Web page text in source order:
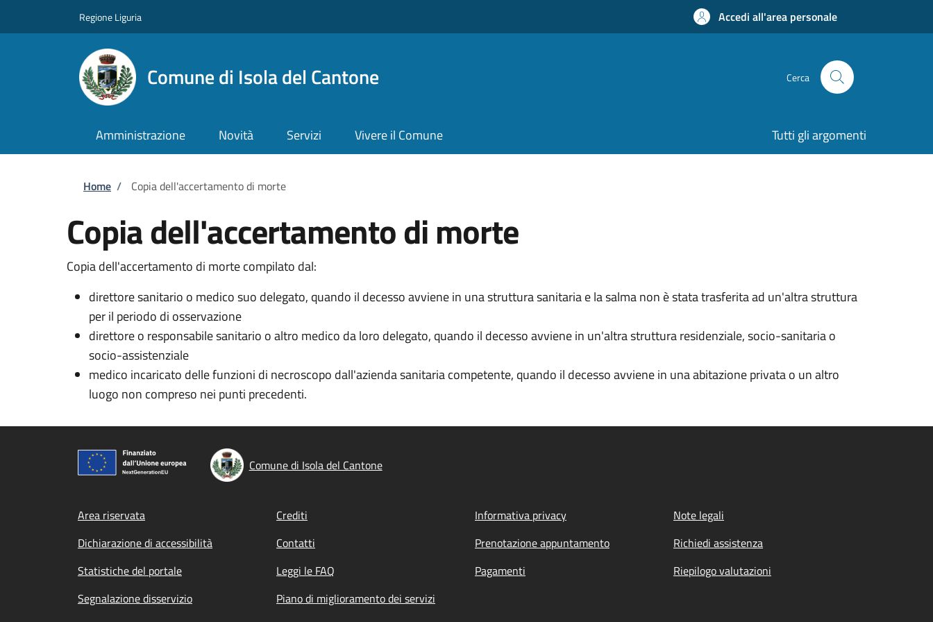
Regione Liguria Accedi all'area personale
Comune di Isola del Cantone Cerca
Amministrazione Novità Servizi Vivere il Comune Tutti gli argomenti
Briciole di pane
Home / Copia dell'accertamento di morte
Copia dell'accertamento di morte
Copia dell'accertamento di morte compilato dal:
direttore sanitario o medico suo delegato, quando il decesso avviene in una struttura sanitaria e la salma non è stata trasferita ad un'altra struttura
per il periodo di osservazione
direttore o responsabile sanitario o altro medico da loro delegato, quando il decesso avviene in un'altra struttura residenziale, socio-sanitaria o
socio-assistenziale
medico incaricato delle funzioni di necroscopo dall'azienda sanitaria competente, quando il decesso avviene in una abitazione privata o un altro
luogo non compreso nei punti precedenti.
Comune di Isola del Cantone
Footer menu
Area riservata Crediti Informativa privacy
Note legali
Dichiarazione di accessibilità
Contatti Prenotazione appuntamento
Richiedi assistenza
Statistiche del portale
Leggi le FAQ Pagamenti
Riepilogo valutazioni
Segnalazione disservizio
Piano di miglioramento dei servizi